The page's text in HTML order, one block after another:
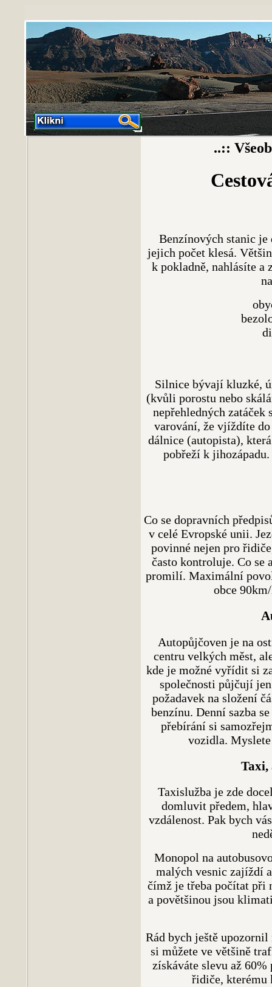
.. -
..::
Benzínových stanic je
jejich počet klesá.
k pokladně, nahlásíte a
Silnice bývají kluzké,
(kvůli porostu nebo
nepřehledných zatáček
varování, že vjíždíte
dálnice (autopista),
pobřeží k
Co se dopravních
v celé Evropské unii.
povinné nejen pro
často kontroluje. Co se
promilí. Maximální
obce
Autopůjčoven je na
centru velkých měst,
kde je možné vyřídit si
společnosti půjčují
požadavek na složení
benzínu. Denní sazba
přebírání si
vozidla.
Taxi,
Taxislužba je zde
domluvit předem,
vzdálenost. Pak bych
Monopol na
malých vesnic zajíždí
čímž je třeba počítat při
a povětšinou jsou
Rád bych ještě upozornil
si můžete ve většině
získáváte slevu až
řidiče, kterému